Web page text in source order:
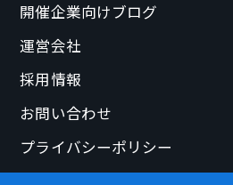
開催企業向けブログ
運営会社
採用情報
お問い合わせ
プライバシーポリシー